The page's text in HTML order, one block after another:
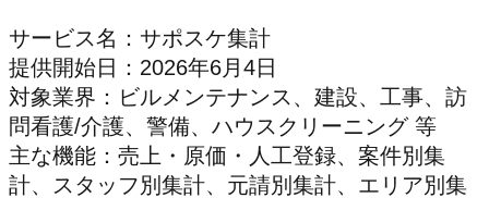
サービス名：サポスケ集計
提供開始日：2026年6月4日
対象業界：ビルメンテナンス、建設、工事、訪
問看護/介護、警備、ハウスクリーニング 等
主な機能：売上・原価・人工登録、案件別集
計、スタッフ別集計、元請別集計、エリア別集